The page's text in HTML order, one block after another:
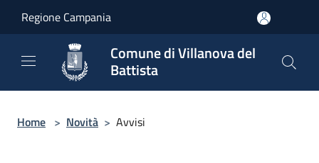
Regione Campania
Comune di Villanova del
Battista
Home > Novità > Avvisi